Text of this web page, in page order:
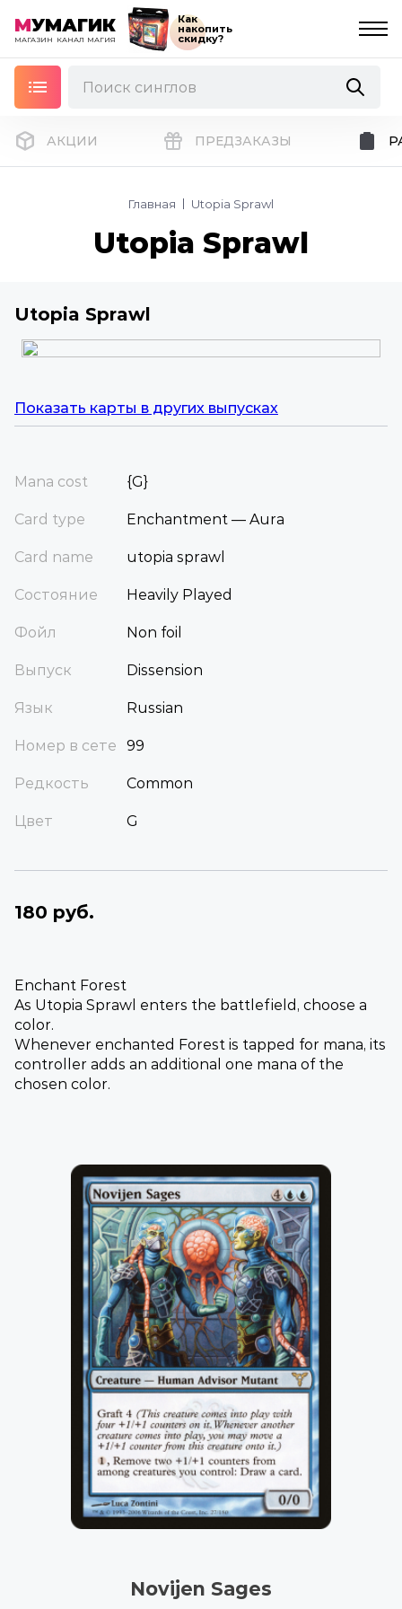
МУМАГИК
МАГАЗИН КАНАЛ МАГИЯ
Как
накопить
скидку?
АКЦИИ ПРЕДЗАКАЗЫ
Главная Utopia Sprawl
Utopia Sprawl
Utopia Sprawl
Показать карты в других выпусках
Mana cost {G}
Card type Enchantment — Aura
Card name utopia sprawl
Состояние Heavily Played
Фойл Non foil
Выпуск Dissension
Язык Russian
Номер в сете 99
Редкость Common
Цвет G
180 руб.
Enchant Forest
As Utopia Sprawl enters the battlefield, choose a
color.
Whenever enchanted Forest is tapped for mana, its
controller adds an additional one mana of the
chosen color.
Novijen Sages